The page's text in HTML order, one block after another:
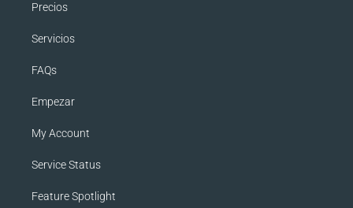
Precios
Servicios
FAQs
Empezar
My Account
Service Status
Feature Spotlight